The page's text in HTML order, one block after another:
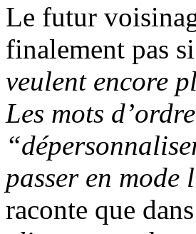
Le futur
finalement pas
veulent encore
Les mots
passer en
raconte que